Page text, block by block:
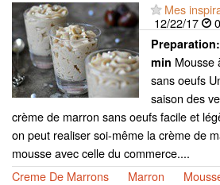
Mes
12/22/17
Preparation:
min Mousse
sans oeufs
saison des
crème de marron sans oeufs facile et
on peut realiser soi-même la crème de
mousse avec celle du commerce....
Creme De Marrons
Marron